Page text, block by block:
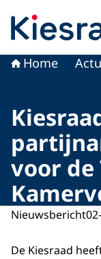
Home
voor de
Nieuwsbericht
De Kiesraad